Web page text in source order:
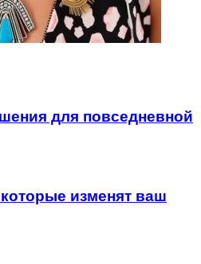
для повседневной
изменят ваш